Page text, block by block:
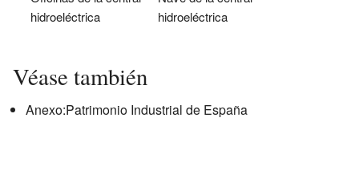
hidroeléctrica
hidroeléctrica
Véase también
Anexo:Patrimonio Industrial de España